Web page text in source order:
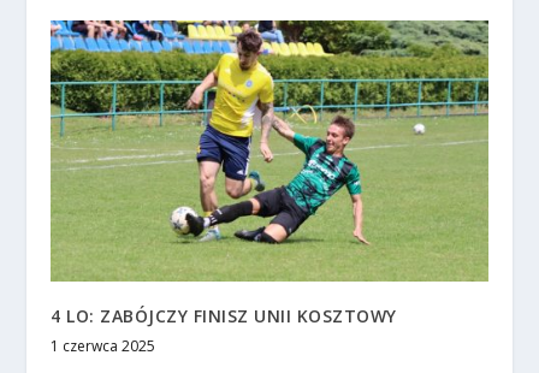
4 LO: ZABÓJCZY FINISZ UNII KOSZTOWY
1 czerwca 2025